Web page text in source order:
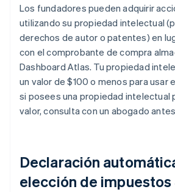
Los fundadores pueden adquirir
utilizando su propiedad intelectual
derechos de autor o patentes) en
con el comprobante de compra
Dashboard Atlas. Tu propiedad
un valor de $100 o menos para usar
si posees una propiedad intelectual
valor, consulta con un abogado
Declaración
elección de